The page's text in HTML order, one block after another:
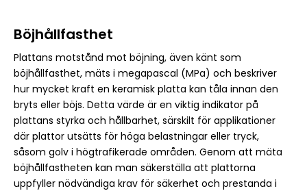
Böjhållfasthet
Plattans motstånd mot böjning, även känt som
böjhållfasthet, mäts i megapascal (MPa) och beskriver
hur mycket kraft en keramisk platta kan tåla innan den
bryts eller böjs. Detta värde är en viktig indikator på
plattans styrka och hållbarhet, särskilt för applikationer
där plattor utsätts för höga belastningar eller tryck,
såsom golv i högtrafikerade områden. Genom att mäta
böjhållfastheten kan man säkerställa att plattorna
uppfyller nödvändiga krav för säkerhet och prestanda i